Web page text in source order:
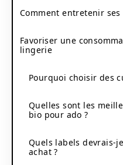
Comment entretenir
Favoriser une
lingerie
Pourquoi choisir des
Quelles sont les
bio pour ado ?
Quels labels devrais-
achat ?